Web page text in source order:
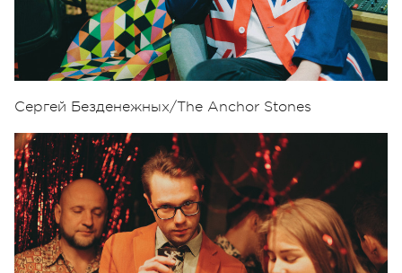
Сергей Безденежных/The Anchor Stones